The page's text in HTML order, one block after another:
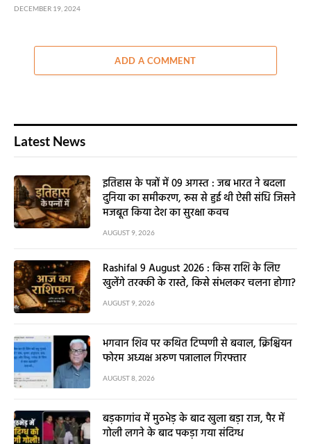
DECEMBER 19, 2024
ADD A COMMENT
Latest News
इतिहास के पन्नों में 09 अगस्त : जब भारत ने बदला
दुनिया का समीकरण, रूस से हुई थी ऐसी संधि जिसने
मजबूत किया देश का सुरक्षा कवच
AUGUST 9, 2026
Rashifal 9 August 2026 : किस राशि के लिए
खुलेंगे तरक्की के रास्ते, किसे संभलकर चलना होगा?
AUGUST 9, 2026
भगवान शिव पर कथित टिप्पणी से बवाल, क्रिश्चियन
फोरम अध्यक्ष अरुण पन्नालाल गिरफ्तार
AUGUST 8, 2026
बड़कागांव में मुठभेड़ के बाद खुला बड़ा राज, पैर में
गोली लगने के बाद पकड़ा गया संदिग्ध